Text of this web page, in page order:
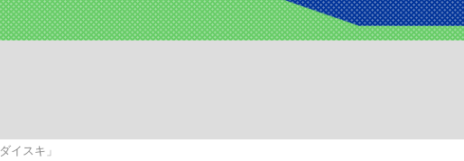
イスキ」